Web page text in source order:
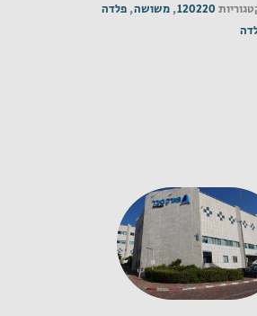
120220
, משושה, פלדה